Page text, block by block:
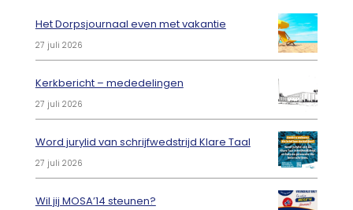
Het Dorpsjournaal even met vakantie
27 juli 2026
Kerkbericht – mededelingen
27 juli 2026
Word jurylid van schrijfwedstrijd Klare Taal
27 juli 2026
Wil jij MOSA’14 steunen?